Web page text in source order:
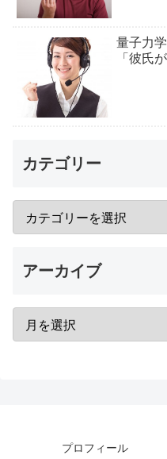
量子力
「彼氏
カテゴリー
アーカイブ
プロフィール